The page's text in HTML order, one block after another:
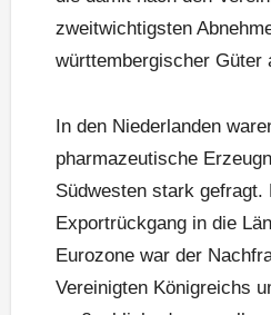
zweitwichtigsten
württembergischer Güter
In den Niederlanden
pharmazeutische
Südwesten stark gefragt.
Exportrückgang in die
Eurozone war der
Vereinigten Königreichs